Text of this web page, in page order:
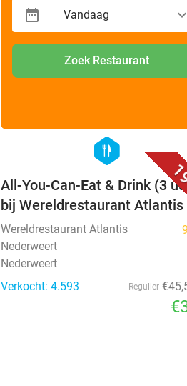
Vandaag
Zoek Restaurant
hexagon
food
All-You-Can-Eat & Drink (3
bij Wereldrestaurant Atlantis
Wereldrestaurant Atlantis
Nederweert
Nederweert
Verkocht: 4.593
Regulier €45